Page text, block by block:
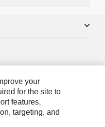
your
for the site to
features,
targeting, and